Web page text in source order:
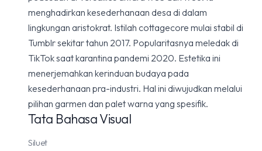
menghadirkan kesederhanaan desa di dalam
lingkungan aristokrat. Istilah cottagecore mulai stabil di
Tumblr sekitar tahun 2017. Popularitasnya meledak di
TikTok saat karantina pandemi 2020. Estetika ini
menerjemahkan kerinduan budaya pada
kesederhanaan pra-industri. Hal ini diwujudkan melalui
pilihan garmen dan palet warna yang spesifik.
Tata Bahasa Visual
Siluet